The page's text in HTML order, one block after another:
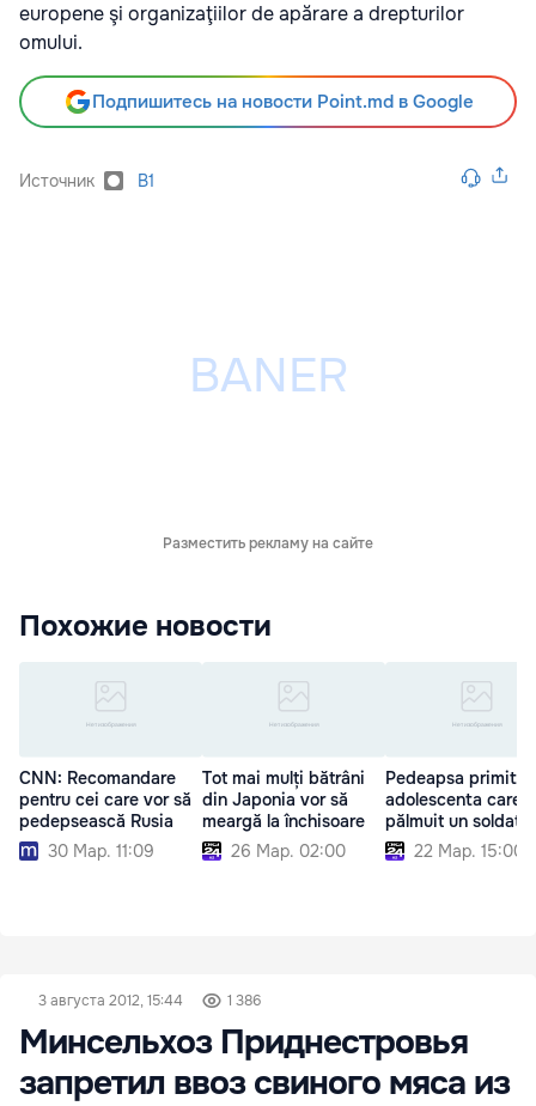
europene şi organizaţiilor de apărare a drepturilor
omului.
Подпишитесь на новости Point.md в Google
Источник B1
Разместить рекламу на сайте
Похожие новости
CNN: Recomandare
pentru cei care vor să
pedepsească Rusia
30 Мар. 11:09
Tot mai mulți bătrâni
din Japonia vor să
meargă la închisoare
26 Мар. 02:00
Pedeapsa primită
adolescenta care a
pălmuit un soldat
22 Мар. 15:00
3 августа 2012, 15:44 1 386
Минсельхоз Приднестровья
запретил ввоз свиного мяса из